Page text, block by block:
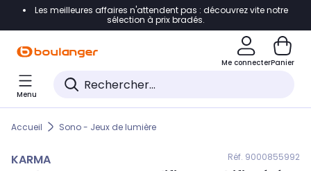
Accéder directement à la navigation
Accéder directement au pied de page
Accéder directement au chatbot
Les meilleures affaires n'attendent pas : découvrez vite notre
sélection à prix bradés.
Me connecterPanier
Menu
Accueil Sono - Jeux de lumière
KARMA Réf. 9000855992